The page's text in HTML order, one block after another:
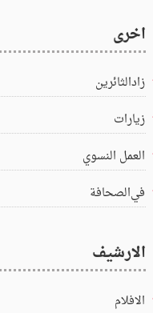
اخرى
زادالثائرين
زيارات
العمل النسوي
في‌الصحافة
الارشيف
الافلام